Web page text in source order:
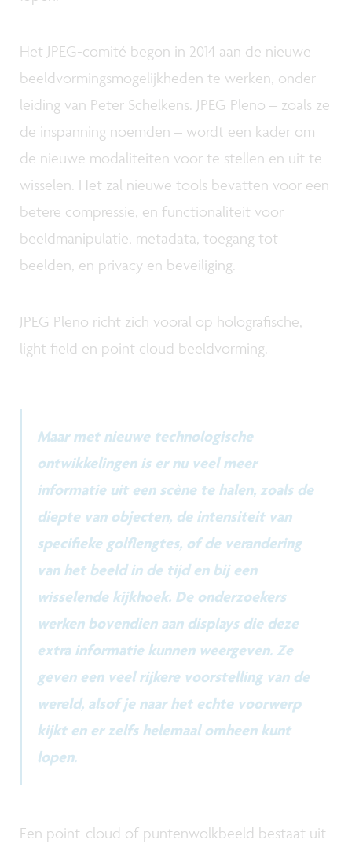
Het JPEG-comité begon in 2014 aan de nieuwe
beeldvormingsmogelijkheden te werken, onder
leiding van Peter Schelkens. JPEG Pleno – zoals ze
de inspanning noemden – wordt een kader om
de nieuwe modaliteiten voor te stellen en uit te
wisselen. Het zal nieuwe tools bevatten voor een
betere compressie, en functionaliteit voor
beeldmanipulatie, metadata, toegang tot
beelden, en privacy en beveiliging.
JPEG Pleno richt zich vooral op holografische,
light field en point cloud beeldvorming.
Maar met nieuwe technologische
ontwikkelingen is er nu veel meer
informatie uit een scène te halen, zoals de
diepte van objecten, de intensiteit van
specifieke golflengtes, of de verandering
van het beeld in de tijd en bij een
wisselende kijkhoek. De onderzoekers
werken bovendien aan displays die deze
extra informatie kunnen weergeven. Ze
geven een veel rijkere voorstelling van de
wereld, alsof je naar het echte voorwerp
kijkt en er zelfs helemaal omheen kunt
lopen.
Een point-cloud of puntenwolkbeeld bestaat uit